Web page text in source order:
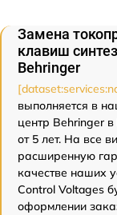
Замена
клавиш
Behringer
выполняется в
центр Behringer
от 5 лет. На все
расширенную
качестве наших
Control Voltages
оформлении